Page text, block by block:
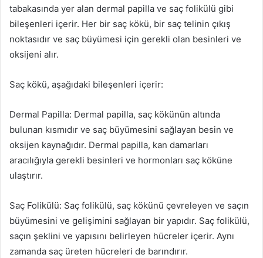
tabakasında yer alan dermal papilla ve saç folikülü gibi
bileşenleri içerir. Her bir saç kökü, bir saç telinin çıkış
noktasıdır ve saç büyümesi için gerekli olan besinleri ve
oksijeni alır.
Saç kökü, aşağıdaki bileşenleri içerir:
Dermal Papilla: Dermal papilla, saç kökünün altında
bulunan kısmıdır ve saç büyümesini sağlayan besin ve
oksijen kaynağıdır. Dermal papilla, kan damarları
aracılığıyla gerekli besinleri ve hormonları saç köküne
ulaştırır.
Saç Folikülü: Saç folikülü, saç kökünü çevreleyen ve saçın
büyümesini ve gelişimini sağlayan bir yapıdır. Saç folikülü,
saçın şeklini ve yapısını belirleyen hücreler içerir. Aynı
zamanda saç üreten hücreleri de barındırır.